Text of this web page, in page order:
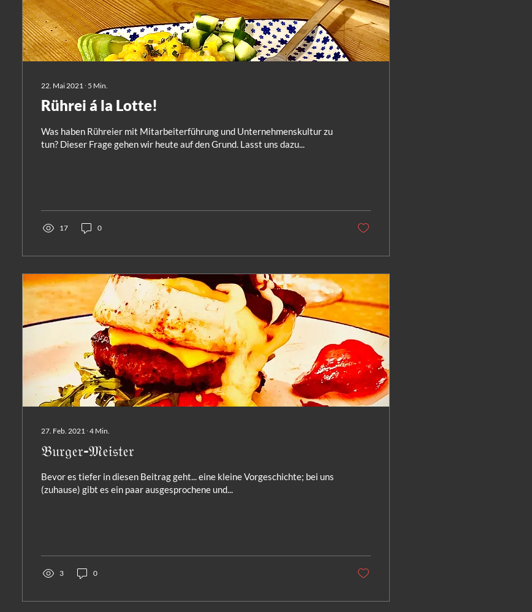
22. Mai 2021 ∙ 5 Min.
Rührei á la Lotte!
Was haben Rühreier mit Mitarbeiterführung und Unternehmenskultur zu
tun? Dieser Frage gehen wir heute auf den Grund. Lasst uns dazu...
17 0
27. Feb. 2021 ∙ 4 Min.
𝔅𝔲𝔯𝔤𝔢𝔯-𝔐𝔢𝔦𝔰𝔱𝔢𝔯
Bevor es tiefer in diesen Beitrag geht... eine kleine Vorgeschichte; bei uns
(zuhause) gibt es ein paar ausgesprochene und...
3 0